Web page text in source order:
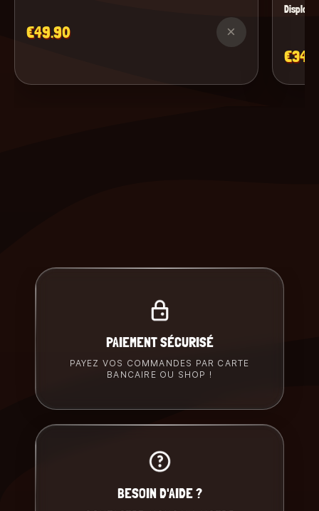
€49.90 ×
Display
PAIEMENT SÉCURISÉ
PAYEZ VOS COMMANDES PAR CARTE
BANCAIRE OU SHOP !
BESOIN D'AIDE ?